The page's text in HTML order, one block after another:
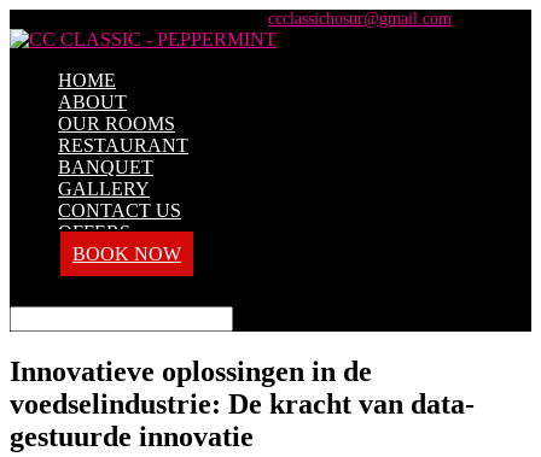
ccclassichosur@gmail.com
HOME
ABOUT
OUR ROOMS
RESTAURANT
BANQUET
GALLERY
CONTACT US
OFFERS
BOOK NOW
Innovatieve oplossingen in de
voedselindustrie: De kracht van data-
gestuurde innovatie